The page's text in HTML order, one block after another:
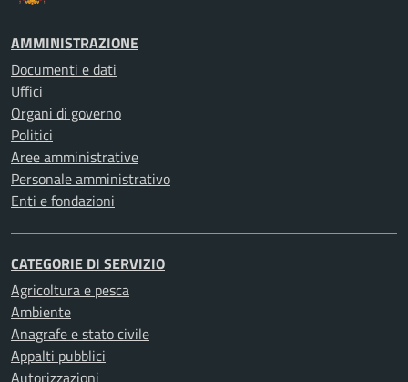
AMMINISTRAZIONE
Documenti e dati
Uffici
Organi di governo
Politici
Aree amministrative
Personale amministrativo
Enti e fondazioni
CATEGORIE DI SERVIZIO
Agricoltura e pesca
Ambiente
Anagrafe e stato civile
Appalti pubblici
Autorizzazioni